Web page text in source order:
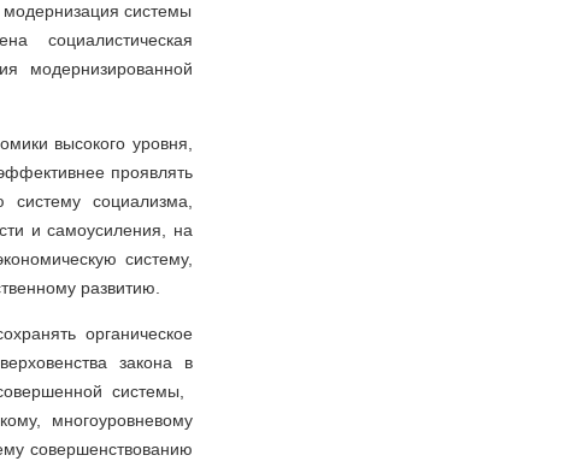
системы
социалистическая
модернизированной
высокого уровня,
проявлять
систему социализма,
и самоусиления, на
систему,
развитию.
органическое
закона в
системы,
многоуровневому
совершенствованию